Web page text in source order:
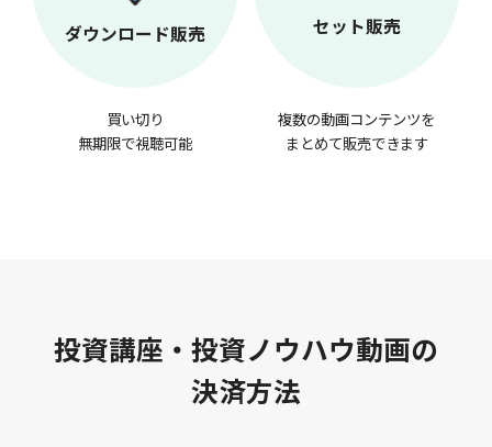
ダウンロード販売
買い切り
無期限で視聴可能
セット販売
複数の動画コンテンツを
まとめて販売できます
投資講座・投資ノウハウ動画の
決済方法